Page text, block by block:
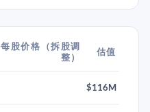
每股价格（拆股调
整）
估值
$116M